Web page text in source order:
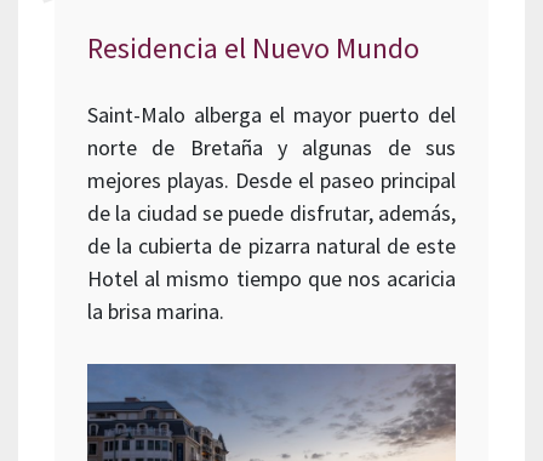
Residencia el Nuevo Mundo
Saint-Malo alberga el mayor puerto del
norte de Bretaña y algunas de sus
mejores playas. Desde el paseo principal
de la ciudad se puede disfrutar, además,
de la cubierta de pizarra natural de este
Hotel al mismo tiempo que nos acaricia
la brisa marina.